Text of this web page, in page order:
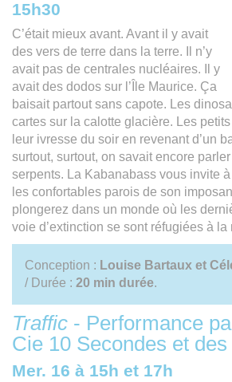
15h30
C’était mieux avant. Avant il y avait
des vers de terre dans la terre. Il n’y
avait pas de centrales nucléaires. Il y
avait des dodos sur l’Île Maurice. Ça
baisait partout sans capote. Les
cartes sur la calotte glacière. Les
leur ivresse du soir en revenant d’un
surtout, surtout, on savait encore
serpents. La Kabanabass vous invite
les confortables parois de son
plongerez dans un monde où les
voie d’extinction se sont réfugiées à la
Conception : Louise Bartaux et
/ Durée : 20 min durée.
Traffic - Performance
Cie 10 Secondes et
Mer. 16 à 15h et 17h